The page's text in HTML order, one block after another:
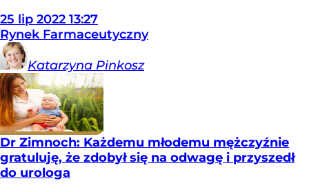
25 lip 2022 13:27
Rynek Farmaceutyczny
Katarzyna Pinkosz
Dr Zimnoch: Każdemu młodemu mężczyźnie
gratuluję, że zdobył się na odwagę i przyszedł
do urologa